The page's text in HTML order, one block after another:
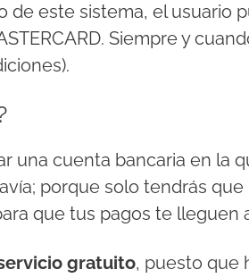
de este sistema, el usuario
Siempre y
una cuenta bancaria en la
porque solo tendrás
que tus pagos te lleguen
gratuito, puesto que